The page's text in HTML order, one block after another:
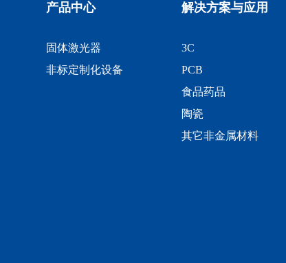
产品中心
固体激光器
非标定制化设备
解决方案与应用
3C
PCB
食品药品
陶瓷
其它非金属材料